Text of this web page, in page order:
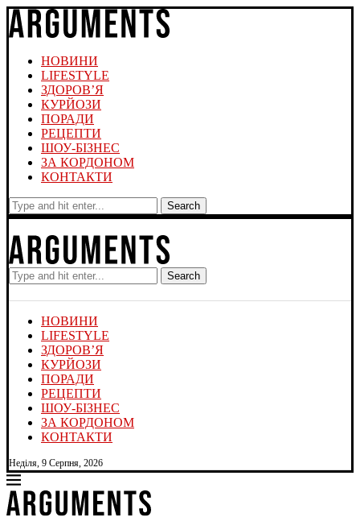
НОВИНИ
LIFESTYLE
ЗДОРОВ’Я
КУРЙОЗИ
ПОРАДИ
РЕЦЕПТИ
ШОУ-БІЗНЕС
ЗА КОРДОНОМ
КОНТАКТИ
Search
Search
НОВИНИ
LIFESTYLE
ЗДОРОВ’Я
КУРЙОЗИ
ПОРАДИ
РЕЦЕПТИ
ШОУ-БІЗНЕС
ЗА КОРДОНОМ
КОНТАКТИ
Неділя, 9 Серпня, 2026